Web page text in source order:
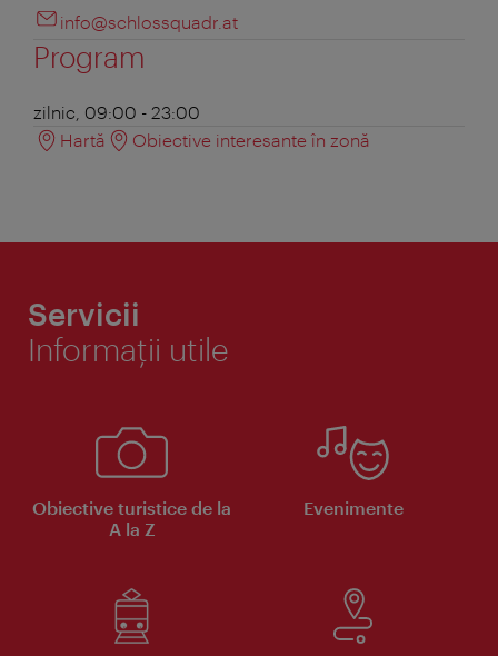
info@schlossquadr.at
Program
zilnic, 09:00 - 23:00
Hartă
Obiective interesante în zonă
Servicii
Informaţii utile
Obiective turistice de la
A la Z
Evenimente